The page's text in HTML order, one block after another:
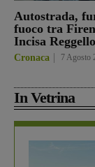
Autostrada,
fuoco tra
Incisa Reggello
Cronaca 7 Agosto
In Vetrina